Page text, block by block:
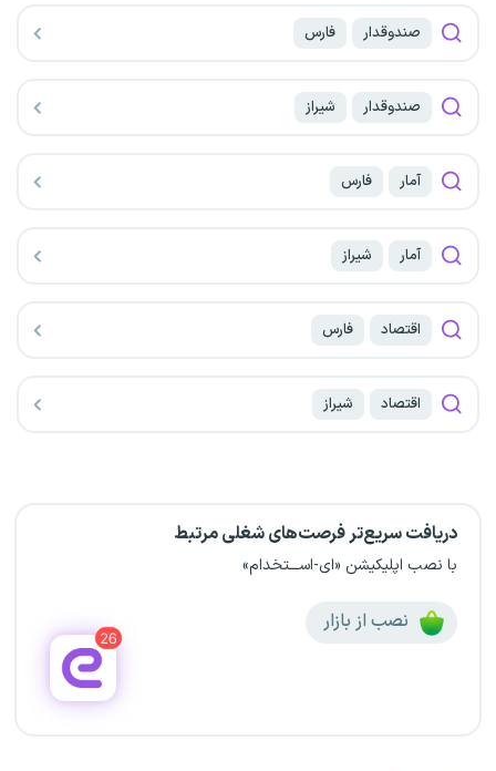
صندوقدار فارس
صندوقدار شیراز
آمار فارس
آمار شیراز
اقتصاد فارس
اقتصاد شیراز
دریافت سریع‌تر فرصت‌های شغلی مرتبط
با نصب اپلیکیشن «ای-اســـتخدام»
نصب از بازار